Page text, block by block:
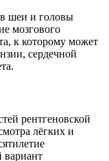
шеи и головы
мозгового
к которому может
сердечной
рентгеновской
лёгких и
вариант